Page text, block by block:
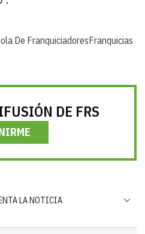
De FranquiciadoresFranquicias
DE FRS
LA NOTICIA